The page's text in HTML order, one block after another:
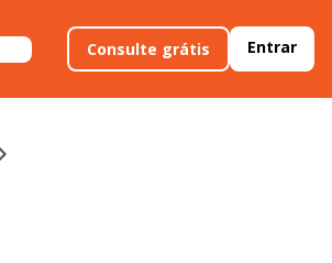
Consulte grátis Entrar